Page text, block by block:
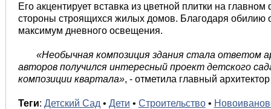
Его акцентирует вставка из цветной плитки на
стороны строящихся жилых домов. Благодаря обилию
максимум дневного освещения.
«Необычная композиция здания стала ответом
авторов получился интересный проект детского
композиции квартала», - отметила главный
Теги: Детский Сад • Дети • Строительство•